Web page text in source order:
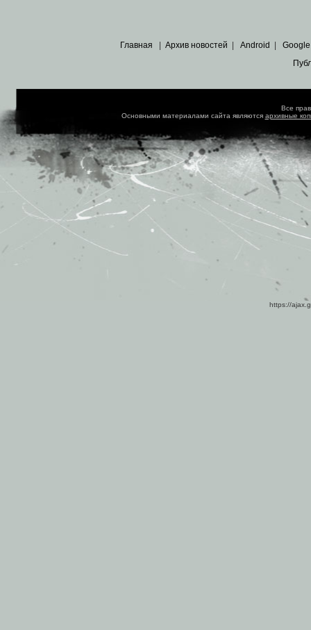
Главная | Архив новостей | Android | Google
Все
Основными материалами сайта являются архивные
https://